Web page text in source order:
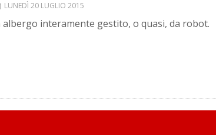
LUNEDÌ 20 LUGLIO 2015
albergo interamente gestito, o quasi, da robot.